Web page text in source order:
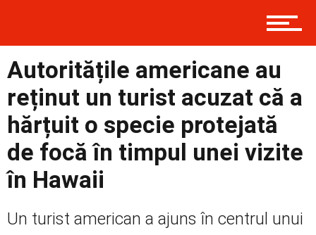
Politică
Social
Autoritățile americane au
reținut un turist acuzat că a
hărțuit o specie protejată
de focă în timpul unei vizite
în Hawaii
Un turist american a ajuns în centrul unui